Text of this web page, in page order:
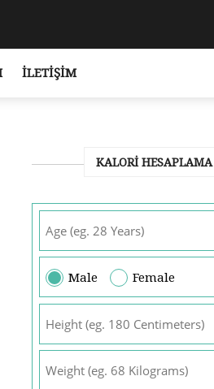
İLETIŞIM
KALORI HESAPLAMA
Male Female